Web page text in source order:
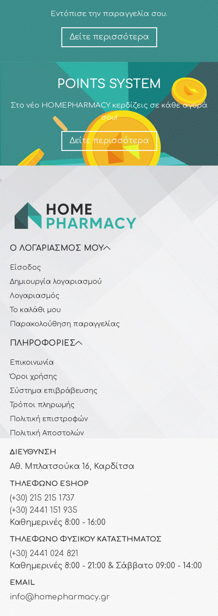
Εντόπισε την παραγγελία σου.
Δείτε περισσότερα
POINTS SYSTEM
Στο νέο HOMEPHARMACY κερδίζεις σε κάθε αγορά
σου!
Δείτε περισσότερα
Ο ΛΟΓΑΡΙΑΣΜΌΣ ΜΟΥ
Είσοδος
Δημιουργία λογαριασμού
Λογαριασμός
Το καλάθι μου
Παρακολούθηση παραγγελίας
ΠΛΗΡΟΦΟΡΊΕΣ
Επικοινωνία
Όροι χρήσης
Σύστημα επιβράβευσης
Τρόποι πληρωμής
Πολιτική επιστροφών
Πολιτική Αποστολών
ΔΙΕΎΘΥΝΣΗ
Αθ. Μπλατσούκα 16, Καρδίτσα
ΤΗΛΈΦΩΝΟ ESHOP
(+30) 215 215 1737
(+30) 2441 151 935
Καθημερινές 8:00 - 16:00
ΤΗΛΈΦΩΝΟ ΦΥΣΙΚΟΎ ΚΑΤΑΣΤΉΜΑΤΟΣ
(+30) 2441 024 821
Καθημερινές 8:00 - 21:00 & Σάββατο 09:00 - 14:00
EMAIL
info@homepharmacy.gr